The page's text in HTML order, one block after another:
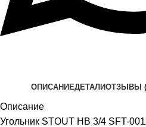
ОПИСАНИЕДЕТАЛИОТЗЫВЫ
Описание
Угольник STOUT НВ 3/4 SFT-